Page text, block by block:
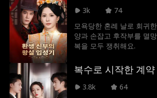
3k
74
모욕당한 혼례 날로 회귀
양과 손잡고 후작부를 멸
복을 모두 쟁취해요.
복수로 시작한 계
3.8k
64